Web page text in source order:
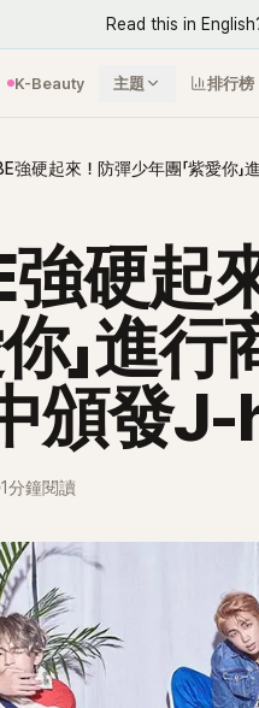
Read this in
K-Beauty 主題 排行榜
強硬起
你」進
頒發J-
1分鐘閱讀